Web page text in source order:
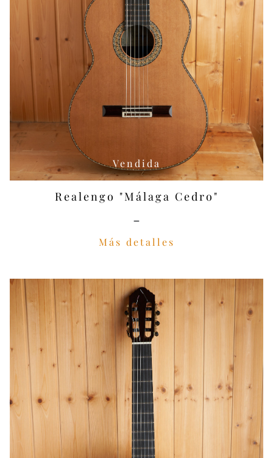
Vendida
Realengo "Málaga Cedro"
-
Más detalles